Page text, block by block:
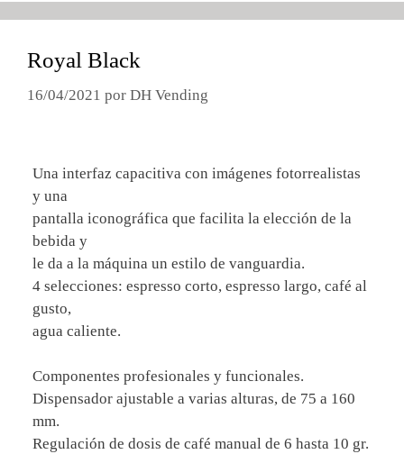
Royal Black
16/04/2021 por DH Vending
Una interfaz capacitiva con imágenes fotorrealistas
y una
pantalla iconográfica que facilita la elección de la
bebida y
le da a la máquina un estilo de vanguardia.
4 selecciones: espresso corto, espresso largo, café al
gusto,
agua caliente.
Componentes profesionales y funcionales.
Dispensador ajustable a varias alturas, de 75 a 160
mm.
Regulación de dosis de café manual de 6 hasta 10 gr.